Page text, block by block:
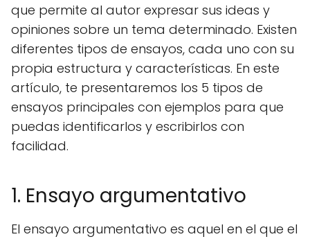
que permite al autor expresar sus ideas y
opiniones sobre un tema determinado. Existen
diferentes tipos de ensayos, cada uno con su
propia estructura y características. En este
artículo, te presentaremos los 5 tipos de
ensayos principales con ejemplos para que
puedas identificarlos y escribirlos con
facilidad.
1. Ensayo argumentativo
El ensayo argumentativo es aquel en el que el